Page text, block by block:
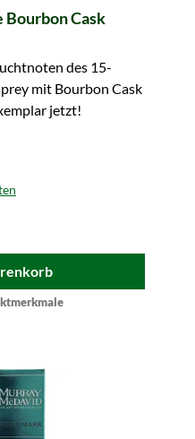
Bourbon Cask
des 15-
mit Bourbon Cask
jetzt!